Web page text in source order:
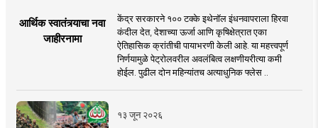
आर्थिक स्वातंत्र्याचा नवा
जाहीरनामा
केंद्र सरकारने १०० टक्के इथेनॉल इंधनवापराला हिरवा
कंदील देत, देशाच्या ऊर्जा आणि कृषिक्षेत्रात एका
ऐतिहासिक क्रांतीची पायाभरणी केली आहे. या महत्त्वपूर्ण
निर्णयामुळे पेट्रोलवरील अवलंबित्व लक्षणीयरीत्या कमी
होईल. पुढील दोन महिन्यांतच अत्याधुनिक फ्लेस ..
१३ जून २०२६